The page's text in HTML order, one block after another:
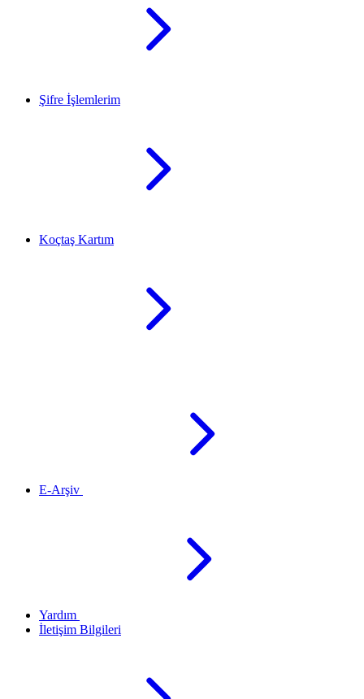
Şifre İşlemlerim
Koçtaş Kartım
E-Arşiv
Yardım
İletişim Bilgileri